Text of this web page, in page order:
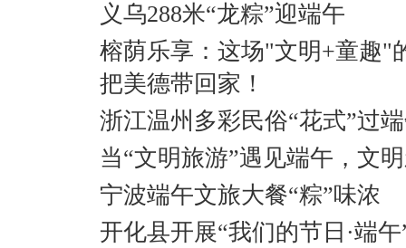
义乌288米“龙粽”迎端午
榕荫乐享：这场"文明+童趣"
把美德带回家！
浙江温州多彩民俗“花式”过
当“文明旅游”遇见端午，文
宁波端午文旅大餐“粽”味浓
开化县开展“我们的节日·端